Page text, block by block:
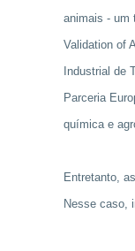
animais - um
Validation of
Industrial de
Parceria
química e
Entretanto,
Nesse caso,